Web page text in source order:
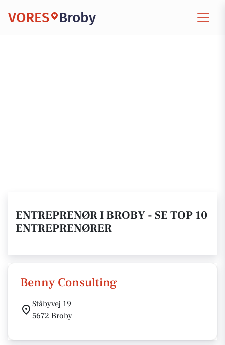
VORES Broby
ENTREPRENØR I BROBY - SE TOP 10
ENTREPRENØRER
Benny Consulting
Ståbyvej 19
5672 Broby